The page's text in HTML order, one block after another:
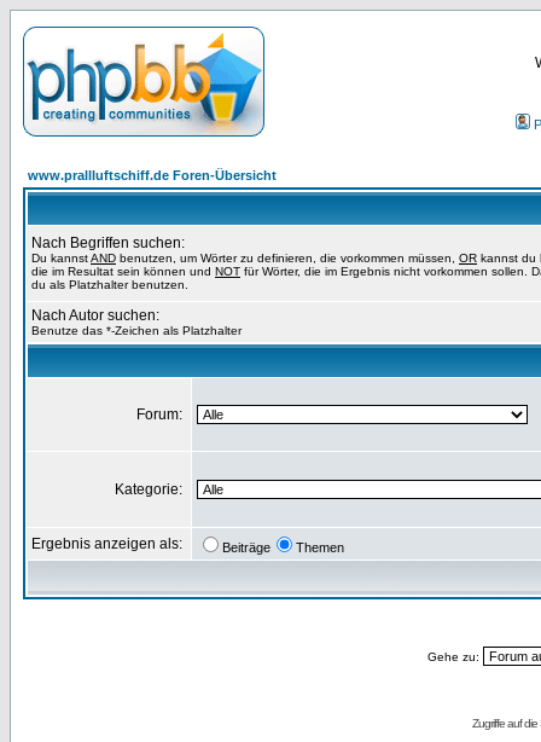
www.prallluftschiff.de Foren-Übersicht
Nach Begriffen suchen:
Du kannstAND benutzen, um Wörter zu definieren, die vorkommen müssen, OR kannst du
die im Resultat sein können und NOT für Wörter, die im Ergebnis nicht vorkommen sollen.
du als Platzhalter benutzen.
Nach Autor suchen:
Benutze das *-Zeichen als Platzhalter
Forum:
Kategorie:
Ergebnis anzeigen als: Beiträge Themen
Gehe zu:
Zugriffe auf